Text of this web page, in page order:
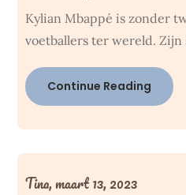
Kylian Mbappé is zonder
voetballers ter wereld.
Continue Reading
Tina,maart 13, 2023